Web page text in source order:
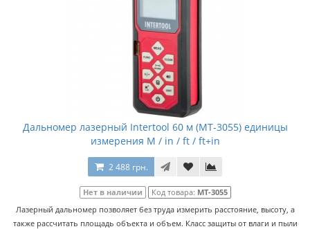
Дальномер лазерный Intertool 60 м (MT-3055) единицы
измерения М / in / ft / ft+in
2 488 грн.
Нет в наличии Код товара: MT-3055
Лазерный дальномер позволяет без труда измерить расстояние, высоту, а
также рассчитать площадь объекта и объем. Класс защиты от влаги и пыли